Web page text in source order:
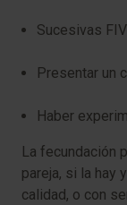
Sucesivas
Presentar un
Haber
La fecundación
pareja, si la hay
calidad, o con